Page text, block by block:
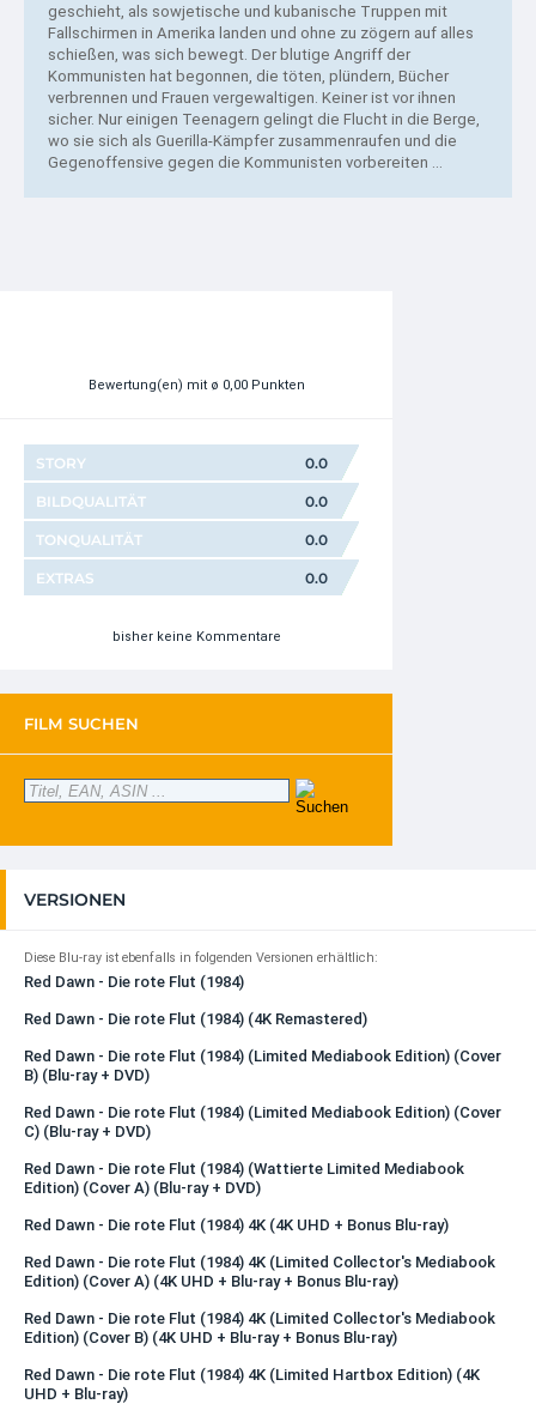
geschieht, als sowjetische und kubanische Truppen mit
Fallschirmen in Amerika landen und ohne zu zögern auf alles
schießen, was sich bewegt. Der blutige Angriff der
Kommunisten hat begonnen, die töten, plündern, Bücher
verbrennen und Frauen vergewaltigen. Keiner ist vor ihnen
sicher. Nur einigen Teenagern gelingt die Flucht in die Berge,
wo sie sich als Guerilla-Kämpfer zusammenraufen und die
Gegenoffensive gegen die Kommunisten vorbereiten ...
Bewertung(en) mit ø 0,00 Punkten
STORY 0.0
BILDQUALITÄT 0.0
TONQUALITÄT 0.0
EXTRAS 0.0
bisher keine Kommentare
FILM SUCHEN
VERSIONEN
Diese Blu-ray ist ebenfalls in folgenden Versionen erhältlich:
Red Dawn - Die rote Flut (1984)
Red Dawn - Die rote Flut (1984) (4K Remastered)
Red Dawn - Die rote Flut (1984) (Limited Mediabook Edition) (Cover
B) (Blu-ray + DVD)
Red Dawn - Die rote Flut (1984) (Limited Mediabook Edition) (Cover
C) (Blu-ray + DVD)
Red Dawn - Die rote Flut (1984) (Wattierte Limited Mediabook
Edition) (Cover A) (Blu-ray + DVD)
Red Dawn - Die rote Flut (1984) 4K (4K UHD + Bonus Blu-ray)
Red Dawn - Die rote Flut (1984) 4K (Limited Collector's Mediabook
Edition) (Cover A) (4K UHD + Blu-ray + Bonus Blu-ray)
Red Dawn - Die rote Flut (1984) 4K (Limited Collector's Mediabook
Edition) (Cover B) (4K UHD + Blu-ray + Bonus Blu-ray)
Red Dawn - Die rote Flut (1984) 4K (Limited Hartbox Edition) (4K
UHD + Blu-ray)